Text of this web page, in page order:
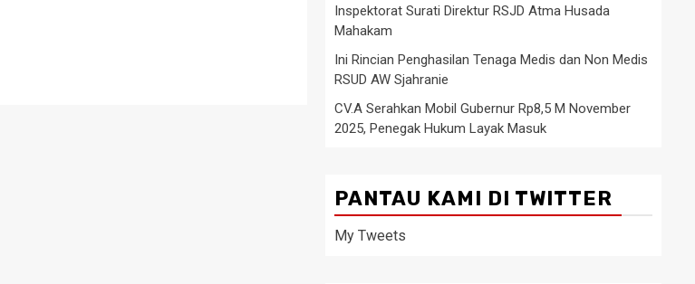
Inspektorat Surati Direktur RSJD Atma Husada
Mahakam
Ini Rincian Penghasilan Tenaga Medis dan Non Medis
RSUD AW Sjahranie
CV.A Serahkan Mobil Gubernur Rp8,5 M November
2025, Penegak Hukum Layak Masuk
PANTAU KAMI DI TWITTER
My Tweets